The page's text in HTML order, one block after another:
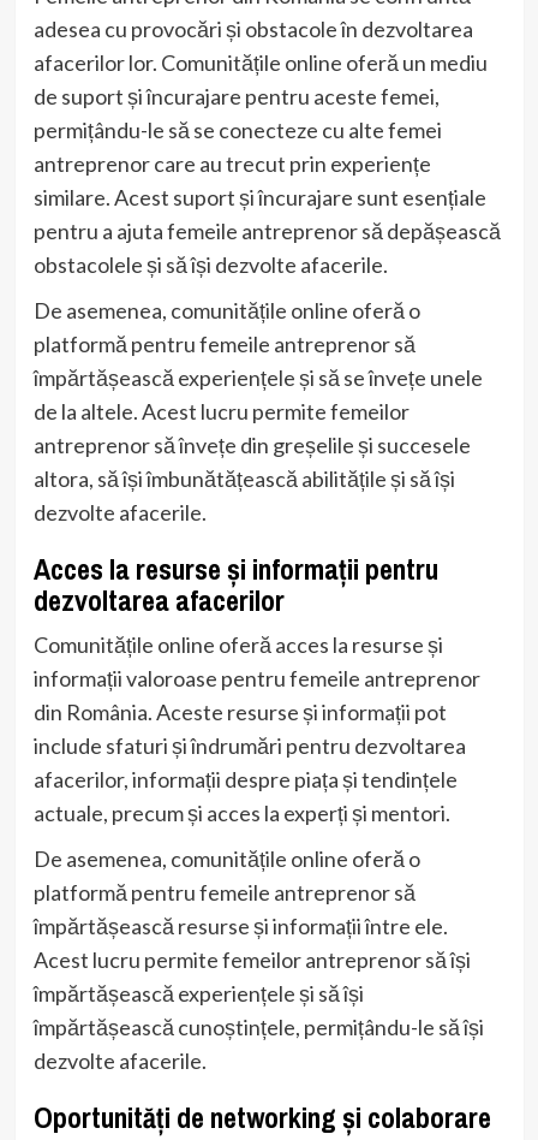
adesea cu provocări și obstacole în dezvoltarea
afacerilor lor. Comunitățile online oferă un mediu
de suport și încurajare pentru aceste femei,
permițându-le să se conecteze cu alte femei
antreprenor care au trecut prin experiențe
similare. Acest suport și încurajare sunt esențiale
pentru a ajuta femeile antreprenor să depășească
obstacolele și să își dezvolte afacerile.
De asemenea, comunitățile online oferă o
platformă pentru femeile antreprenor să
împărtășească experiențele și să se învețe unele
de la altele. Acest lucru permite femeilor
antreprenor să învețe din greșelile și succesele
altora, să își îmbunătățească abilitățile și să își
dezvolte afacerile.
Acces la resurse și informații pentru
dezvoltarea afacerilor
Comunitățile online oferă acces la resurse și
informații valoroase pentru femeile antreprenor
din România. Aceste resurse și informații pot
include sfaturi și îndrumări pentru dezvoltarea
afacerilor, informații despre piața și tendințele
actuale, precum și acces la experți și mentori.
De asemenea, comunitățile online oferă o
platformă pentru femeile antreprenor să
împărtășească resurse și informații între ele.
Acest lucru permite femeilor antreprenor să își
împărtășească experiențele și să își
împărtășească cunoștințele, permițându-le să își
dezvolte afacerile.
Oportunități de networking și colaborare